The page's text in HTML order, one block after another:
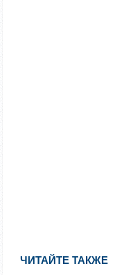
ЧИТАЙТЕ ТАКЖЕ